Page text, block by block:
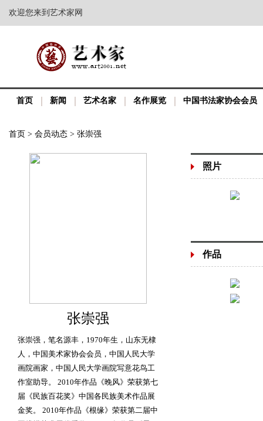
欢迎您来到艺术家网
首页 新闻 艺术名家 名作展览 中国书法家协会会员
首页 > 会员动态 > 张崇强
张崇强
张崇强，笔名源丰，1970年生，山东无棣
人，中国美术家协会会员，中国人民大学
画院画家，中国人民大学画院写意花鸟工
作室助导。 2010年作品《晚风》荣获第七
届《民族百花奖》中国各民族美术作品展
金奖。 2010年作品《根缘》荣获第二届中
照片
作品